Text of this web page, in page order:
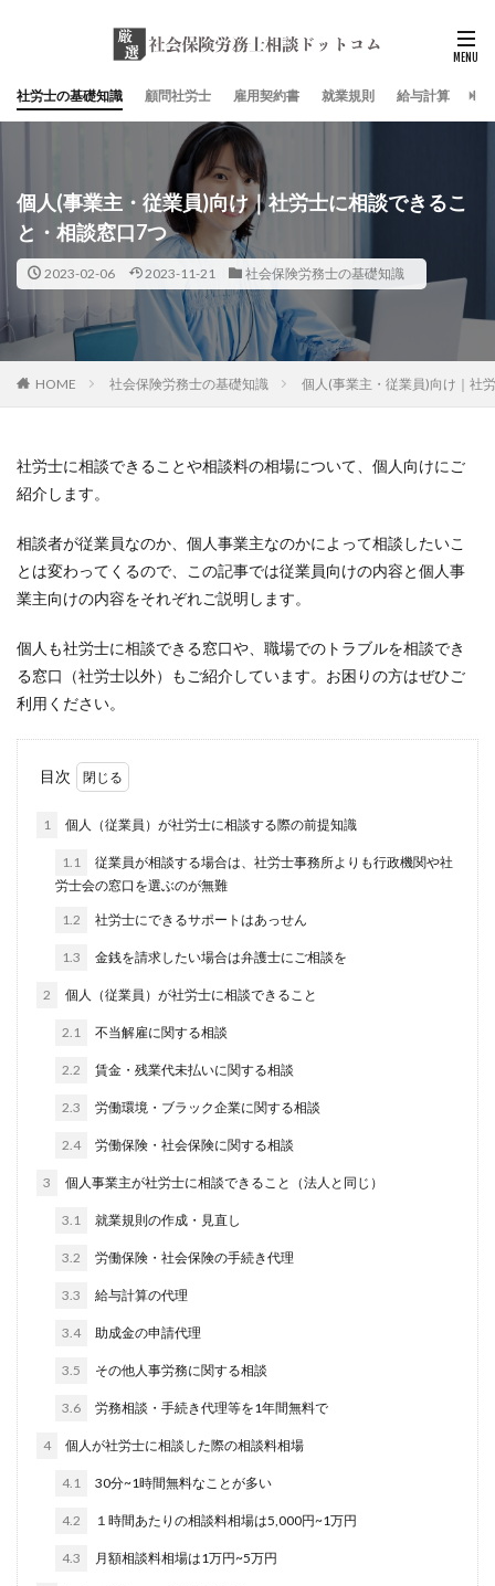
社労士の基礎知識 顧問社労士 雇用契約書 就業規則 給与計算 社
個人(事業主・従業員)向け｜社労士に相談できるこ
と・相談窓口7つ
2023-02-06 2023-11-21 社会保険労務士の基礎知識
HOME 社会保険労務士の基礎知識 個人(事業主・従業員)向け｜社
社労士に相談できることや相談料の相場について、個人向けにご
紹介します。
相談者が従業員なのか、個人事業主なのかによって相談したいこ
とは変わってくるので、この記事では従業員向けの内容と個人事
業主向けの内容をそれぞれご説明します。
個人も社労士に相談できる窓口や、職場でのトラブルを相談でき
る窓口（社労士以外）もご紹介しています。お困りの方はぜひご
利用ください。
目次
1 個人（従業員）が社労士に相談する際の前提知識
1.1
従業員が相談する場合は、社労士事務所よりも行政機関や社
労士会の窓口を選ぶのが無難
1.2 社労士にできるサポートはあっせん
1.3 金銭を請求したい場合は弁護士にご相談を
2 個人（従業員）が社労士に相談できること
2.1 不当解雇に関する相談
2.2 賃金・残業代未払いに関する相談
2.3 労働環境・ブラック企業に関する相談
2.4 労働保険・社会保険に関する相談
3 個人事業主が社労士に相談できること（法人と同じ）
3.1 就業規則の作成・見直し
3.2 労働保険・社会保険の手続き代理
3.3 給与計算の代理
3.4 助成金の申請代理
3.5 その他人事労務に関する相談
3.6 労務相談・手続き代理等を1年間無料で
4 個人が社労士に相談した際の相談料相場
4.1 30分~1時間無料なことが多い
4.2 １時間あたりの相談料相場は5,000円~1万円
4.3 月額相談料相場は1万円~5万円